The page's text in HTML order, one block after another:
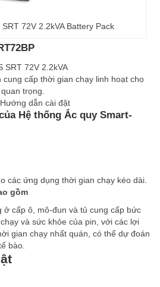
72V 2.2kVA Battery Pack
SRT 72V 2.2kVA
cung cấp thời gian chạy linh hoạt cho
trọng.
dẫn cài đặt
Hệ thống Ắc quy Smart-
các ứng dụng thời gian chạy kéo dài.
gồm
ở cấp ô, mô-đun và tủ cung cấp bức
và sức khỏe của pin, với các lợi
gian chạy nhất quán, có thể dự đoán
bào.